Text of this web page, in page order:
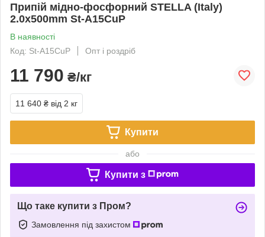
Припій мідно-фосфорний STELLA (Italy)
2.0x500mm St-A15CuP
В наявності
Код: St-A15CuP
Опт і роздріб
11 790 ₴/кг
11 640 ₴ від 2 кг
Купити
або
Купити з
Що таке купити з Пром?
Замовлення під захистом